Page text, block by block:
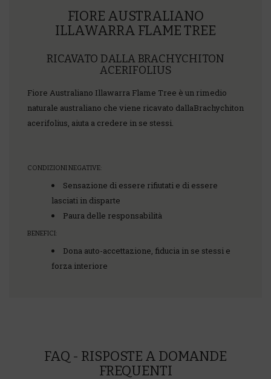
FIORE AUSTRALIANO
ILLAWARRA FLAME TREE
RICAVATO DALLA BRACHYCHITON
ACERIFOLIUS
Fiore Australiano Illawarra Flame Tree è un rimedio
naturale australiano che viene ricavato dallaBrachychiton
acerifolius, aiuta a credere in se stessi.
CONDIZIONI NEGATIVE:
Sensazione di essere rifiutati e di essere
lasciati in disparte
Paura delle responsabilità
BENEFICI:
Dona auto-accettazione, fiducia in se stessi e
forza interiore
FAQ - RISPOSTE A DOMANDE
FREQUENTI